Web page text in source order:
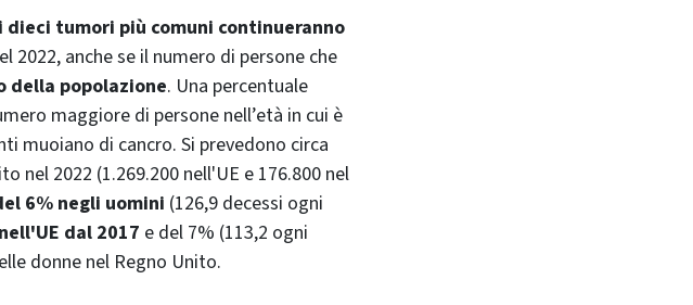
tumori più comuni continueranno
2022, anche se il numero di persone che
della popolazione. Una percentuale
maggiore di persone nell’età in cui è
muoiano di cancro. Si prevedono circa
nel 2022 (1.269.200 nell'UE e 176.800 nel
6% negli uomini (126,9 decessi ogni
nell'UE dal 2017 e del 7% (113,2 ogni
donne nel Regno Unito.